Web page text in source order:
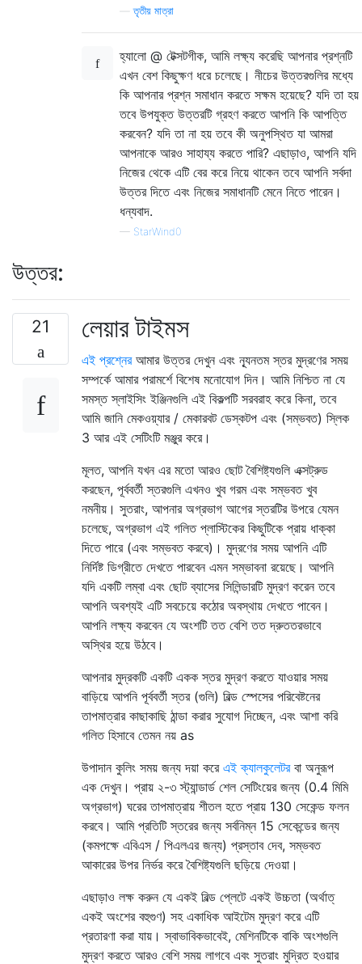
—তৃতীয় মাত্রা
হ্যালো @ টেক্সটগীক, আমি লক্ষ্য করেছি আপনার প্রশ্নটি
এখন বেশ কিছুক্ষণ ধরে চলেছে। নীচের উত্তরগুলির মধ্যে
কি আপনার প্রশ্ন সমাধান করতে সক্ষম হয়েছে? যদি তা হয়
তবে উপযুক্ত উত্তরটি গ্রহণ করতে আপনি কি আপত্তি
করবেন? যদি তা না হয় তবে কী অনুপস্থিত যা আমরা
আপনাকে আরও সাহায্য করতে পারি? এছাড়াও, আপনি যদি
নিজের থেকে এটি বের করে নিয়ে থাকেন তবে আপনি সর্বদা
উত্তর দিতে এবং নিজের সমাধানটি মেনে নিতে পারেন।
ধন্যবাদ.
— StarWind0
উত্তর:
21 লেয়ার টাইমস
এই প্রশ্নেরআমার উত্তর দেখুন এবং ন্যূনতম স্তর মুদ্রণের সময়
সম্পর্কে আমার পরামর্শে বিশেষ মনোযোগ দিন। আমি নিশ্চিত না যে
সমস্ত স্লাইসিং ইঞ্জিনগুলি এই বিকল্পটি সরবরাহ করে কিনা, তবে
আমি জানি মেকওয়্যার / মেকারবট ডেস্কটপ এবং (সম্ভবত) স্লিক
3 আর এই সেটিংটি মঞ্জুর করে।
মূলত, আপনি যখন এর মতো আরও ছোট বৈশিষ্ট্যগুলি এক্সট্রুড
করছেন, পূর্ববর্তী স্তরগুলি এখনও খুব গরম এবং সম্ভবত খুব
নমনীয়। সুতরাং, আপনার অগ্রভাগ আগের স্তরটির উপরে যেমন
চলেছে, অগ্রভাগ এই গলিত প্লাস্টিকের কিছুটিকে প্রায় ধাক্কা
দিতে পারে (এবং সম্ভবত করবে)। মুদ্রণের সময় আপনি এটি
নির্দিষ্ট ডিগ্রীতে দেখতে পারবেন এমন সম্ভাবনা রয়েছে। আপনি
যদি একটি লম্বা এবং ছোট ব্যাসের সিলিন্ডারটি মুদ্রণ করেন তবে
আপনি অবশ্যই এটি সবচেয়ে কঠোর অবস্থায় দেখতে পাবেন।
আপনি লক্ষ্য করবেন যে অংশটি তত বেশি তত দ্রুততরভাবে
অস্থির হয়ে উঠবে।
আপনার মুদ্রকটি একটি একক স্তর মুদ্রণ করতে যাওয়ার সময়
বাড়িয়ে আপনি পূর্ববর্তী স্তর (গুলি) বিল্ড স্পেসের পরিবেষ্টনের
তাপমাত্রার কাছাকাছি ঠান্ডা করার সুযোগ দিচ্ছেন, এবং আশা করি
গলিত হিসাবে তেমন নয় as
উপাদান কুলিং সময় জন্য দয়া করে এই ক্যালকুলেটরবা অনুরূপ
এক দেখুন। প্রায় ২-৩ স্ট্যান্ডার্ড শেল সেটিংয়ের জন্য (0.4 মিমি
অগ্রভাগ) ঘরের তাপমাত্রায় শীতল হতে প্রায় 130 সেকেন্ড ফলন
করবে। আমি প্রতিটি স্তরের জন্য সর্বনিম্ন 15 সেকেন্ডের জন্য
(কমপক্ষে এবিএস / পিএলএর জন্য) প্রস্তাব দেব, সম্ভবত
আকারের উপর নির্ভর করে বৈশিষ্ট্যগুলি ছড়িয়ে দেওয়া।
এছাড়াও লক্ষ করুন যে একই বিল্ড প্লেটে একই উচ্চতা (অর্থাত্
একই অংশের বহুগুণ) সহ একাধিক আইটেম মুদ্রণ করে এটি
প্রতারণা করা যায়। স্বাভাবিকভাবেই, মেশিনটিকে বাকি অংশগুলি
মুদ্রণ করতে আরও বেশি সময় লাগবে এবং সুতরাং মুদ্রিত হওয়ার